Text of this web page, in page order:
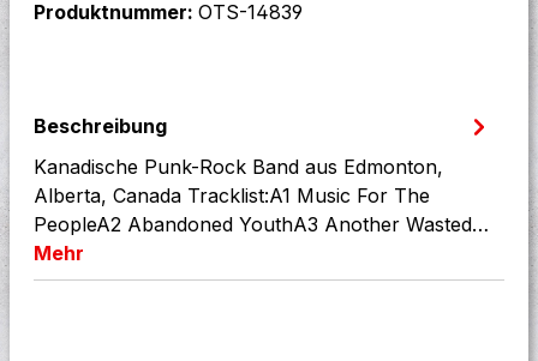
Produktnummer: OTS-14839
Beschreibung
Kanadische Punk-Rock Band aus Edmonton,
Alberta, Canada Tracklist:A1 Music For The
PeopleA2 Abandoned YouthA3 Another Wasted…
Mehr